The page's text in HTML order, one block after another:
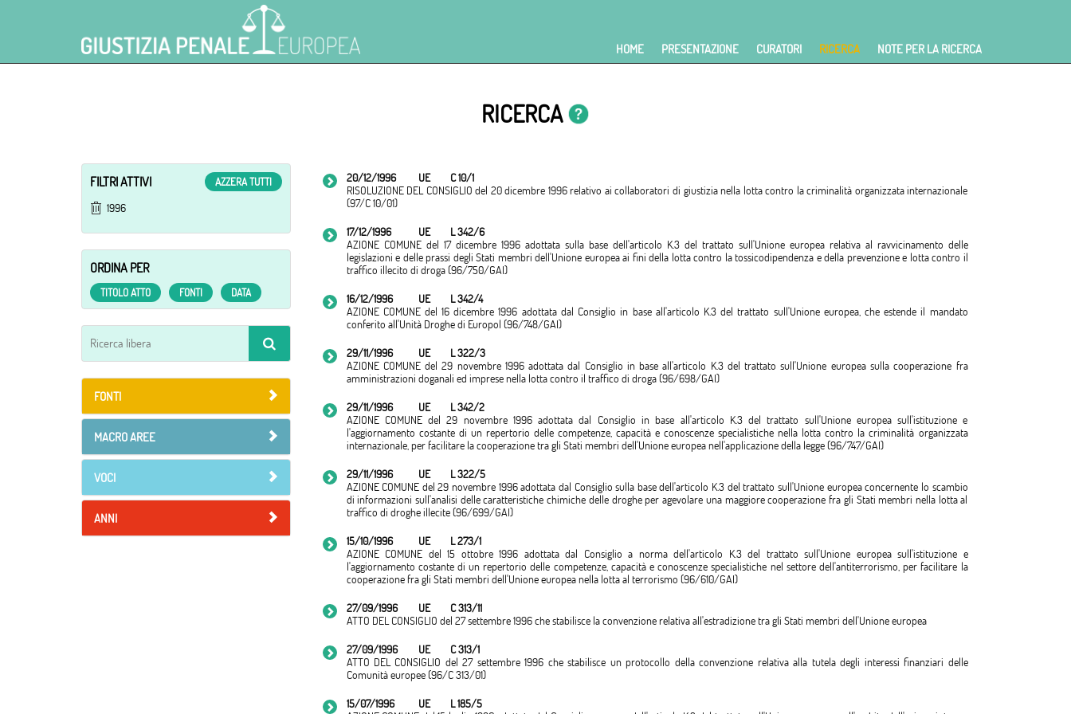
HOME PRESENTAZIONE CURATORI RICERCA NOTE PER LA RICERCA
RICERCA
FILTRI ATTIVI AZZERA TUTTI
1996
ORDINA PER
TITOLO ATTO FONTI DATA
FONTI
MACRO AREE
VOCI
ANNI
20/12/1996 UE
C 10/1
RISOLUZIONE DEL CONSIGLIO del 20 dicembre 1996 relativo ai collaboratori di giustizia nella lotta contro la criminalità organizzata internazionale
(97/C 10/01)
17/12/1996
UE
L 342/6
AZIONE COMUNE del 17 dicembre 1996 adottata sulla base dell'articolo K.3 del trattato sull'Unione europea relativa al ravvicinamento delle
legislazioni e delle prassi degli Stati membri dell'Unione europea ai fini della lotta contro la tossicodipendenza e della prevenzione e lotta contro il
traffico illecito di droga (96/750/GAI)
16/12/1996
UE
L 342/4
AZIONE COMUNE del 16 dicembre 1996 adottata dal Consiglio in base all'articolo K.3 del trattato sull'Unione europea, che estende il mandato
conferito all'Unità Droghe di Europol (96/748/GAI)
29/11/1996
UE
L 322/3
AZIONE COMUNE del 29 novembre 1996 adottata dal Consiglio in base all'articolo K.3 del trattato sull'Unione europea sulla cooperazione fra
amministrazioni doganali ed imprese nella lotta contro il traffico di droga (96/698/GAI)
29/11/1996
UE
L 342/2
AZIONE COMUNE del 29 novembre 1996 adottata dal Consiglio in base all'articolo K.3 del trattato sull'Unione europea sull'istituzione e
l'aggiornamento costante di un repertorio delle competenze, capacità e conoscenze specialistiche nella lotta contro la criminalità organizzata
internazionale, per facilitare la cooperazione tra gli Stati membri dell'Unione europea nell'applicazione della legge (96/747/GAI)
29/11/1996
UE
L 322/5
AZIONE COMUNE del 29 novembre 1996 adottata dal Consiglio sulla base dell'articolo K.3 del trattato sull'Unione europea concernente lo scambio
di informazioni sull'analisi delle caratteristiche chimiche delle droghe per agevolare una maggiore cooperazione fra gli Stati membri nella lotta al
traffico di droghe illecite (96/699/GAI)
15/10/1996
UE
L 273/1
AZIONE COMUNE del 15 ottobre 1996 adottata dal Consiglio a norma dell'articolo K.3 del trattato sull'Unione europea sull'istituzione e
l'aggiornamento costante di un repertorio delle competenze, capacità e conoscenze specialistiche nel settore dell'antiterrorismo, per facilitare la
cooperazione fra gli Stati membri dell'Unione europea nella lotta al terrorismo (96/610/GAI)
27/09/1996
UE
C 313/11
ATTO DEL CONSIGLIO del 27 settembre 1996 che stabilisce la convenzione relativa all'estradizione tra gli Stati membri dell'Unione europea
27/09/1996
UE
C 313/1
ATTO DEL CONSIGLIO del 27 settembre 1996 che stabilisce un protocollo della convenzione relativa alla tutela degli interessi finanziari delle
Comunità europee (96/C 313/01)
15/07/1996
UE
L 185/5